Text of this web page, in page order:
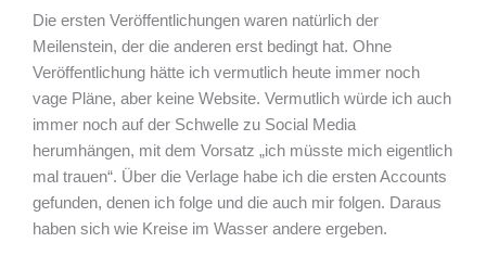
Die ersten Veröffentlichungen waren natürlich der
Meilenstein, der die anderen erst bedingt hat. Ohne
Veröffentlichung hätte ich vermutlich heute immer noch
vage Pläne, aber keine Website. Vermutlich würde ich auch
immer noch auf der Schwelle zu Social Media
herumhängen, mit dem Vorsatz „ich müsste mich eigentlich
mal trauen“. Über die Verlage habe ich die ersten Accounts
gefunden, denen ich folge und die auch mir folgen. Daraus
haben sich wie Kreise im Wasser andere ergeben.